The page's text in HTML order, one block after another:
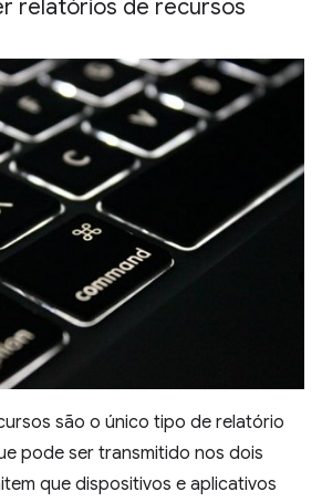
relatórios de recursos
são o único tipo de relatório
pode ser transmitido nos dois
que dispositivos e aplicativos